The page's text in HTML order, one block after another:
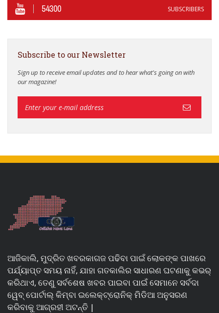
54300 SUBSCRIBERS
Subscribe to our Newsletter
Sign up to receive email updates and to hear what's going on with
our magazine!
ଆଜିକାଲି, ମୁଦ୍ରିତ ଖବରକାଗଜ ପଢିବା ପାଇଁ ଲୋକଙ୍କ ପାଖରେ
ପର୍ଯ୍ୟାପ୍ତ ସମୟ ନାହିଁ, ଯାହା ଗତକାଲିର ସାଧାରଣ ଘଟଣାକୁ କଭର୍
କରିଥାଏ, ତେଣୁ ସର୍ବଶେଷ ଖବର ପାଇବା ପାଇଁ ସେମାନେ ସର୍ବଦା
ୱେବ୍ ପୋର୍ଟାଲ୍ କିମ୍ବା ଇଲେକ୍ଟ୍ରୋନିକ୍ ମିଡିଆ ଅନୁସରଣ
କରିବାକୁ ଆଗ୍ରହୀ ଅଟନ୍ତି |